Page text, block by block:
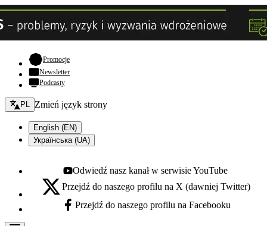
Promocje- otwiera się w nowej karcie
Newsletter
Podcasty
Zmień język - bieżący:
PL Zmień język strony
English (EN)
Українська (UA)
Youtube - otwiera się w nowej karcie
Odwiedź nasz kanał w serwisie YouTube
X - otwiera się w nowej karcie
Przejdź do naszego profilu na X (dawniej Twitter)
Facebook - otwiera się w nowej karcie
Przejdź do naszego profilu na Facebooku